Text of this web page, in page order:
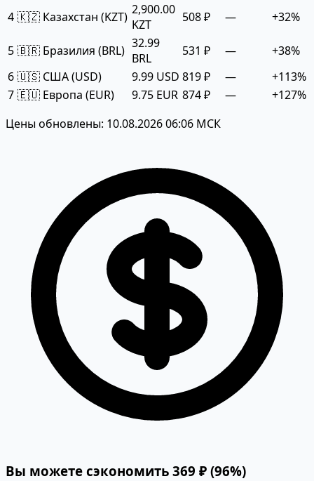
4 🇰🇿 Казахстан (KZT) 2,900.00
KZT
508 ₽ — +32%
5 🇧🇷 Бразилия (BRL) 32.99
BRL
531 ₽ —
+38%
6 🇺🇸 США (USD) 9.99 USD 819 ₽ —
+113%
7 🇪🇺 Европа (EUR) 9.75 EUR 874 ₽ —
+127%
Цены обновлены: 10.08.2026 06:06 МСК
Вы можете сэкономить 369 ₽ (96%)